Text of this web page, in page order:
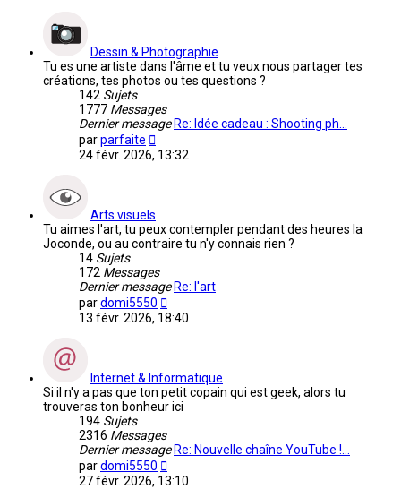
Dessin & Photographie
Tu es une artiste dans l'âme et tu veux nous partager tes
créations, tes photos ou tes questions ?
142 Sujets
1777 Messages
Dernier message Re: Idée cadeau : Shooting ph…
parparfaite
le
24 févr. 2026, 13:32
Arts visuels
Tu aimes l'art, tu peux contempler pendant des heures la
Joconde, ou au contraire tu n'y connais rien ?
14 Sujets
172 Messages
Dernier message Re: l'art
pardomi5550
le
13 févr. 2026, 18:40
Internet & Informatique
Si il n'y a pas que ton petit copain qui est geek, alors tu
trouveras ton bonheur ici
194 Sujets
2316 Messages
Dernier message Re: Nouvelle chaîne YouTube !…
pardomi5550
le
27 févr. 2026, 13:10